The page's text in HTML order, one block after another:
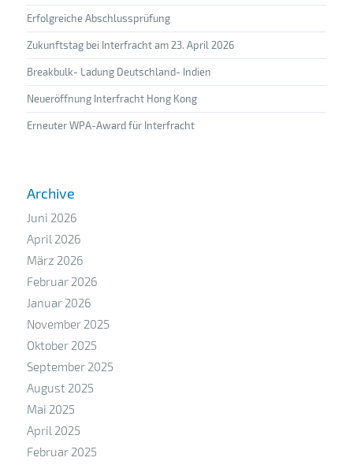
Erfolgreiche Abschlussprüfung
Zukunftstag bei Interfracht am 23. April 2026
Breakbulk- Ladung Deutschland- Indien
Neueröffnung Interfracht Hong Kong
Erneuter WPA-Award für Interfracht
Archive
Juni 2026
April 2026
März 2026
Februar 2026
Januar 2026
November 2025
Oktober 2025
September 2025
August 2025
Mai 2025
April 2025
Februar 2025